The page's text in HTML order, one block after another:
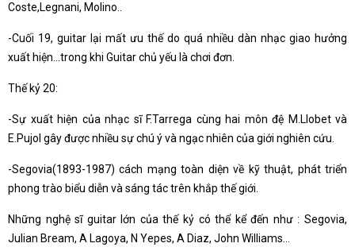
Coste,Legnani, Molino..
-Cuối 19, guitar lại mất ưu thế do quá nhiều dàn nhạc giao hưởng
xuất hiện…trong khi Guitar chủ yếu là chơi đơn.
Thế kỷ 20:
-Sự xuất hiện của nhạc sĩ F.Tarrega cùng hai môn đệ M.Llobet và
E.Pujol gây được nhiều sự chú ý và ngạc nhiên của giới nghiên cứu.
-Segovia(1893-1987) cách mạng toàn diện về kỹ thuật, phát triển
phong trào biểu diễn và sáng tác trên khắp thế giới.
Những nghệ sĩ guitar lớn của thế kỷ có thể kể đến như : Segovia,
Julian Bream, A Lagoya, N Yepes, A Diaz, John Williams…